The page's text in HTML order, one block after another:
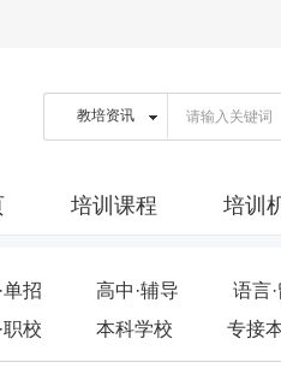
培训课程 培训
单招 高中·辅导 语言
职校 本科学校 专接